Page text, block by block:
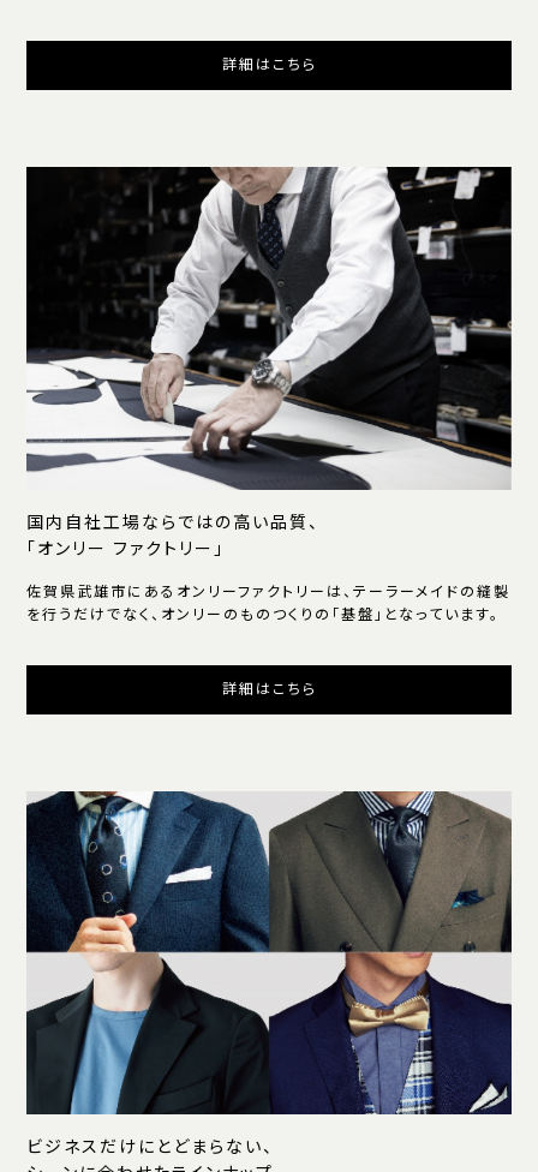
詳細はこちら
国内自社工場ならではの高い品質、
「オンリー ファクトリー」
佐賀県武雄市にあるオンリーファクトリーは、テーラーメイドの縫製
を行うだけでなく、オンリーのものつくりの「基盤」となっています。
詳細はこちら
ビジネスだけにとどまらない、